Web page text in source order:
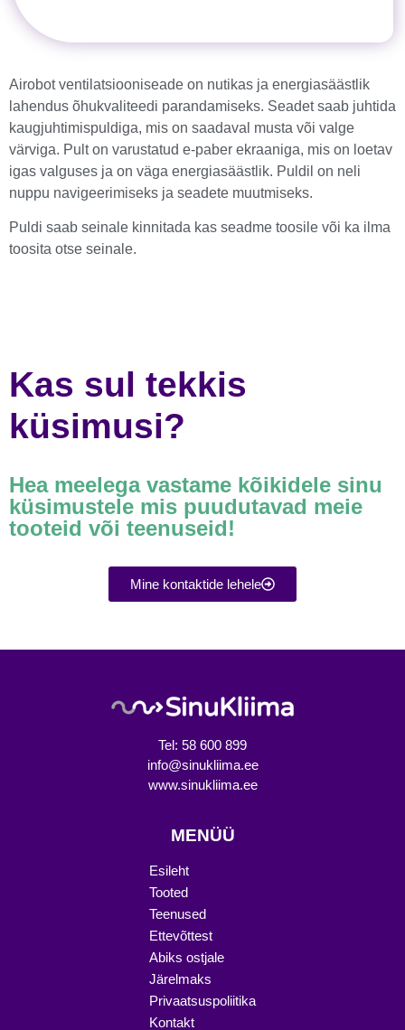
Airobot ventilatsiooniseade on nutikas ja energiasäästlik
lahendus õhukvaliteedi parandamiseks. Seadet saab juhtida
kaugjuhtimispuldiga, mis on saadaval musta või valge
värviga. Pult on varustatud e-paber ekraaniga, mis on loetav
igas valguses ja on väga energiasäästlik. Puldil on neli
nuppu navigeerimiseks ja seadete muutmiseks.
Puldi saab seinale kinnitada kas seadme toosile või ka ilma
toosita otse seinale.
Kas sul tekkis
küsimusi?
Hea meelega vastame kõikidele sinu
küsimustele mis puudutavad meie
tooteid või teenuseid!
Mine kontaktide lehele
Tel: 58 600 899
info@sinukliima.ee
www.sinukliima.ee
MENÜÜ
Esileht
Tooted
Teenused
Ettevõttest
Abiks ostjale
Järelmaks
Privaatsuspoliitika
Kontakt